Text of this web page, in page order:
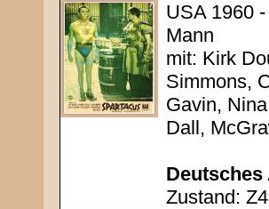
USA 1960
Mann
mit: Kirk
Simmons,
Gavin,
Dall,
Deutsches
Zustand: Z4